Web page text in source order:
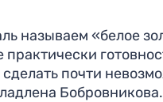
называем «белое
практически
сделать почти
Бобровникова.